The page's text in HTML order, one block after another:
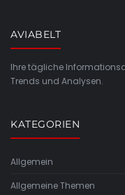
AVIABELT
Ihre tägliche
Trends und Analysen.
KATEGORIEN
Allgemein
Allgemeine Themen